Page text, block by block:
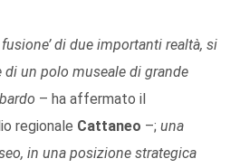
fusione’ di due importanti realtà, si
di un polo museale di grande
– ha affermato il
regionale Cattaneo –; una
in una posizione strategica